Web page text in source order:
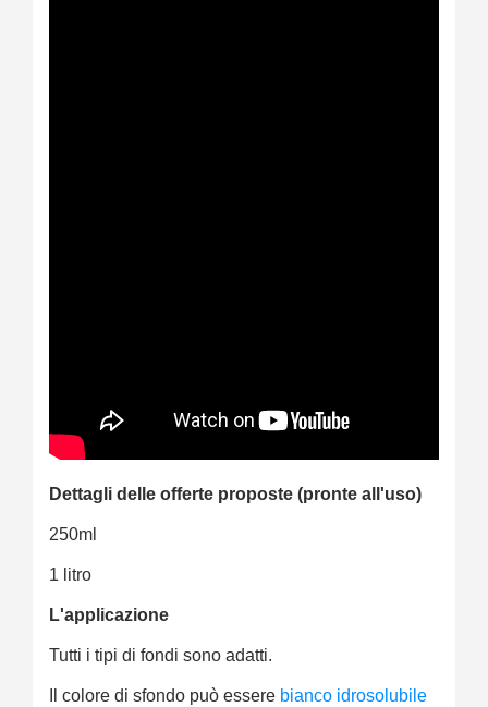
Dettagli delle offerte proposte (pronte all'uso)
250ml
1 litro
L'applicazione
Tutti i tipi di fondi sono adatti.
Il colore di sfondo può essere bianco idrosolubile